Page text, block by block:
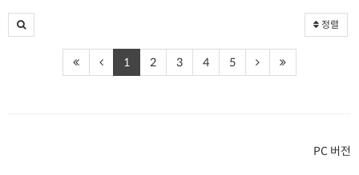
정렬
1 2 3 4 5
PC 버전